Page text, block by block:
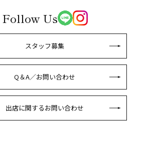
Follow Us
スタッフ募集
Q＆A／お問い合わせ
出店に関するお問い合わせ